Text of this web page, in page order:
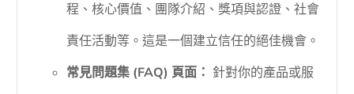
程、核心價值、團隊介紹、獎項與認證、社會
責任活動等。這是一個建立信任的絕佳機會。
常見問題集 (FAQ) 頁面： 針對你的產品或服